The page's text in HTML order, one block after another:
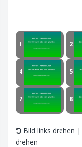
1 2
4 5
7 8
Bild links drehen |
drehen